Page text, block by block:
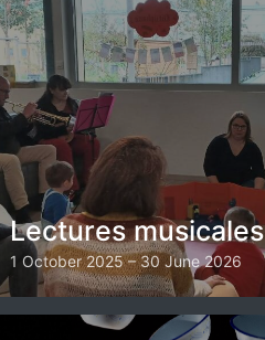
Lectures musicales
1 October 2025 – 30 June 2026